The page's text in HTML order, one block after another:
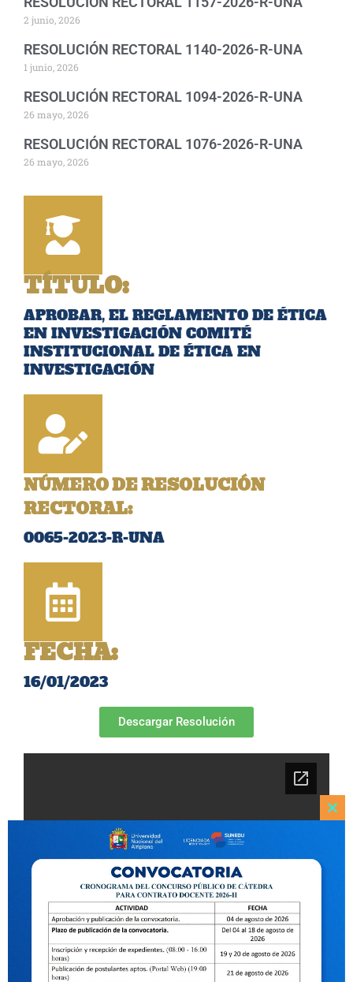
2 junio, 2026
RESOLUCIÓN RECTORAL 1140-2026-R-UNA
1 junio, 2026
RESOLUCIÓN RECTORAL 1094-2026-R-UNA
26 mayo, 2026
RESOLUCIÓN RECTORAL 1076-2026-R-UNA
26 mayo, 2026
TÍTULO:
APROBAR, EL REGLAMENTO DE ÉTICA
EN INVESTIGACIÓN COMITÉ
INSTITUCIONAL DE ÉTICA EN
INVESTIGACIÓN
NÚMERO DE RESOLUCIÓN
RECTORAL:
0065-2023-R-UNA
FECHA:
16/01/2023
Descargar Resolución